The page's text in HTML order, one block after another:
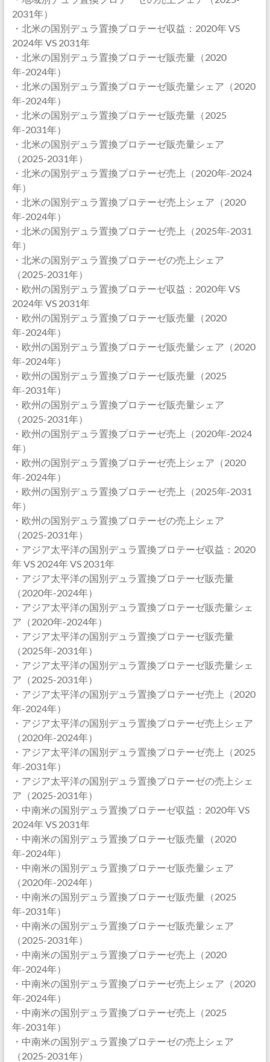
2031年）
・北米の国別デュラ置換プロテーゼ収益：2020年 VS
2024年 VS 2031年
・北米の国別デュラ置換プロテーゼ販売量（2020
年-2024年）
・北米の国別デュラ置換プロテーゼ販売量シェア（2020
年-2024年）
・北米の国別デュラ置換プロテーゼ販売量（2025
年-2031年）
・北米の国別デュラ置換プロテーゼ販売量シェア
（2025-2031年）
・北米の国別デュラ置換プロテーゼ売上（2020年-2024
年）
・北米の国別デュラ置換プロテーゼ売上シェア（2020
年-2024年）
・北米の国別デュラ置換プロテーゼ売上（2025年-2031
年）
・北米の国別デュラ置換プロテーゼの売上シェア
（2025-2031年）
・欧州の国別デュラ置換プロテーゼ収益：2020年 VS
2024年 VS 2031年
・欧州の国別デュラ置換プロテーゼ販売量（2020
年-2024年）
・欧州の国別デュラ置換プロテーゼ販売量シェア（2020
年-2024年）
・欧州の国別デュラ置換プロテーゼ販売量（2025
年-2031年）
・欧州の国別デュラ置換プロテーゼ販売量シェア
（2025-2031年）
・欧州の国別デュラ置換プロテーゼ売上（2020年-2024
年）
・欧州の国別デュラ置換プロテーゼ売上シェア（2020
年-2024年）
・欧州の国別デュラ置換プロテーゼ売上（2025年-2031
年）
・欧州の国別デュラ置換プロテーゼの売上シェア
（2025-2031年）
・アジア太平洋の国別デュラ置換プロテーゼ収益：2020
年 VS 2024年 VS 2031年
・アジア太平洋の国別デュラ置換プロテーゼ販売量
（2020年-2024年）
・アジア太平洋の国別デュラ置換プロテーゼ販売量シェ
ア（2020年-2024年）
・アジア太平洋の国別デュラ置換プロテーゼ販売量
（2025年-2031年）
・アジア太平洋の国別デュラ置換プロテーゼ販売量シェ
ア（2025-2031年）
・アジア太平洋の国別デュラ置換プロテーゼ売上（2020
年-2024年）
・アジア太平洋の国別デュラ置換プロテーゼ売上シェア
（2020年-2024年）
・アジア太平洋の国別デュラ置換プロテーゼ売上（2025
年-2031年）
・アジア太平洋の国別デュラ置換プロテーゼの売上シェ
ア（2025-2031年）
・中南米の国別デュラ置換プロテーゼ収益：2020年 VS
2024年 VS 2031年
・中南米の国別デュラ置換プロテーゼ販売量（2020
年-2024年）
・中南米の国別デュラ置換プロテーゼ販売量シェア
（2020年-2024年）
・中南米の国別デュラ置換プロテーゼ販売量（2025
年-2031年）
・中南米の国別デュラ置換プロテーゼ販売量シェア
（2025-2031年）
・中南米の国別デュラ置換プロテーゼ売上（2020
年-2024年）
・中南米の国別デュラ置換プロテーゼ売上シェア（2020
年-2024年）
・中南米の国別デュラ置換プロテーゼ売上（2025
年-2031年）
・中南米の国別デュラ置換プロテーゼの売上シェア
（2025-2031年）